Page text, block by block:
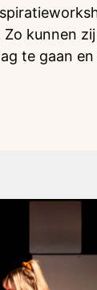
Zo kunnen
te gaan